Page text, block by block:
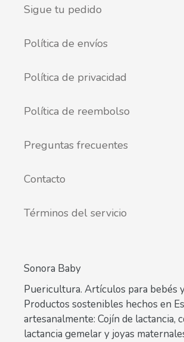
Sigue tu pedido
Política de envíos
Política de privacidad
Política de reembolso
Preguntas frecuentes
Contacto
Términos del servicio
Sonora Baby
Puericultura. Artículos para bebés
Productos sostenibles hechos en
artesanalmente: Cojín de lactancia,
lactancia gemelar y joyas